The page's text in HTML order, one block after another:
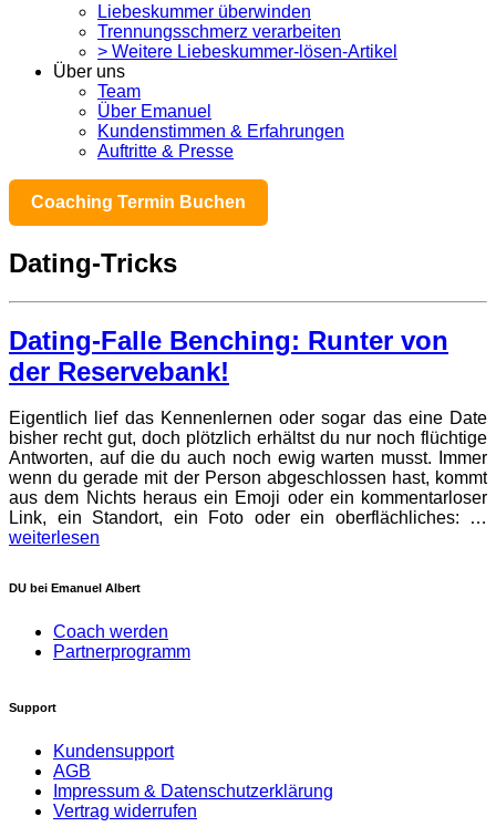
Liebeskummer überwinden
Trennungsschmerz verarbeiten
> Weitere Liebeskummer-lösen-Artikel
Über uns
Team
Über Emanuel
Kundenstimmen & Erfahrungen
Auftritte & Presse
Coaching Termin Buchen
Dating-Tricks
Dating-Falle Benching: Runter von
der Reservebank!
Eigentlich lief das Kennenlernen oder sogar das eine Date
bisher recht gut, doch plötzlich erhältst du nur noch flüchtige
Antworten, auf die du auch noch ewig warten musst. Immer
wenn du gerade mit der Person abgeschlossen hast, kommt
aus dem Nichts heraus ein Emoji oder ein kommentarloser
Link, ein Standort, ein Foto oder ein oberflächliches: …
weiterlesen
DU bei Emanuel Albert
Coach werden
Partnerprogramm
Support
Kundensupport
AGB
Impressum & Datenschutzerklärung
Vertrag widerrufen